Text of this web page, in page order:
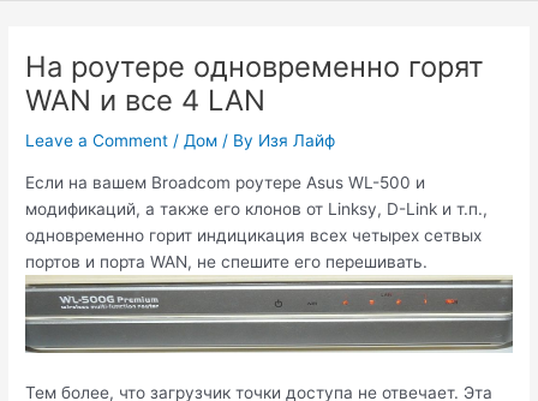
На роутере одновременно горят
WAN и все 4 LAN
Leave a Comment /Дом / By Изя Лайф
Если на вашем Broadcom роутере Asus WL-500 и
модификаций, а также его клонов от Linksy, D-Link и т.п.,
одновременно горит индицикация всех четырех сетвых
портов и порта WAN, не спешите его перешивать.
Тем более, что загрузчик точки доступа не отвечает. Эта